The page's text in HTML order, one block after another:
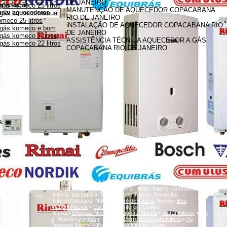
komeco 25 litros
komeco manual
25 litros
komeco e bom
komeco 7 litros
komeco 22 litros
DE JANEIRO
MANUTENÇÃO DE AQUECEDOR COPACABANA
RIO DE JANEIRO
iNSTALAÇÃO DE AQUECEDOR COPACABANA RIO
DE JANEIRO
ASSISTÊNCIA TÉCNICA AQUECEDOR A GÁS
COPACABANA RIO DE JANEIRO
aquecedores
Icaraí, Niterói, ingaNiterói, Santa Rosa Niterói, Centro Niterói,
charitas Niterói, Fonseca Niterói, Itaipu Niterói, camboinhas
Niterói, Itacoatiara Niterói, Badu Niterói, Pendotiba
Niterói,Itaipuaçu Niterói,
Bairro de Fátima Niterói,• Boa
Viagem Niterói, • Cachoeiras
Niterói,• Centro
Niterói,• Charitas Niterói, Gragoatá Niterói, • IcaraíNiterói, •
Ing
á Niterói,• Jurujuba Niterói,• Morro do Estado Niterói, • Pé
Pequeno Niterói,• Ponta d'AreiaNiterói, • Santa